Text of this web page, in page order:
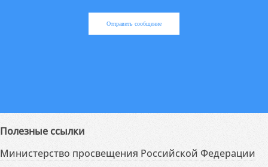
Отправить сообщение
Полезные ссылки
Министерство просвещения Российской Федерации